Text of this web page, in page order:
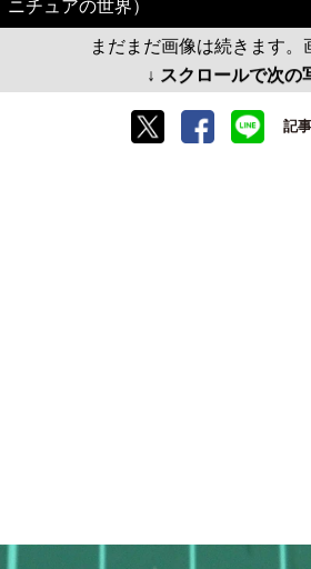
ニチュアの世界）
まだまだ画像は続きます。
↓ スクロールで次の
記